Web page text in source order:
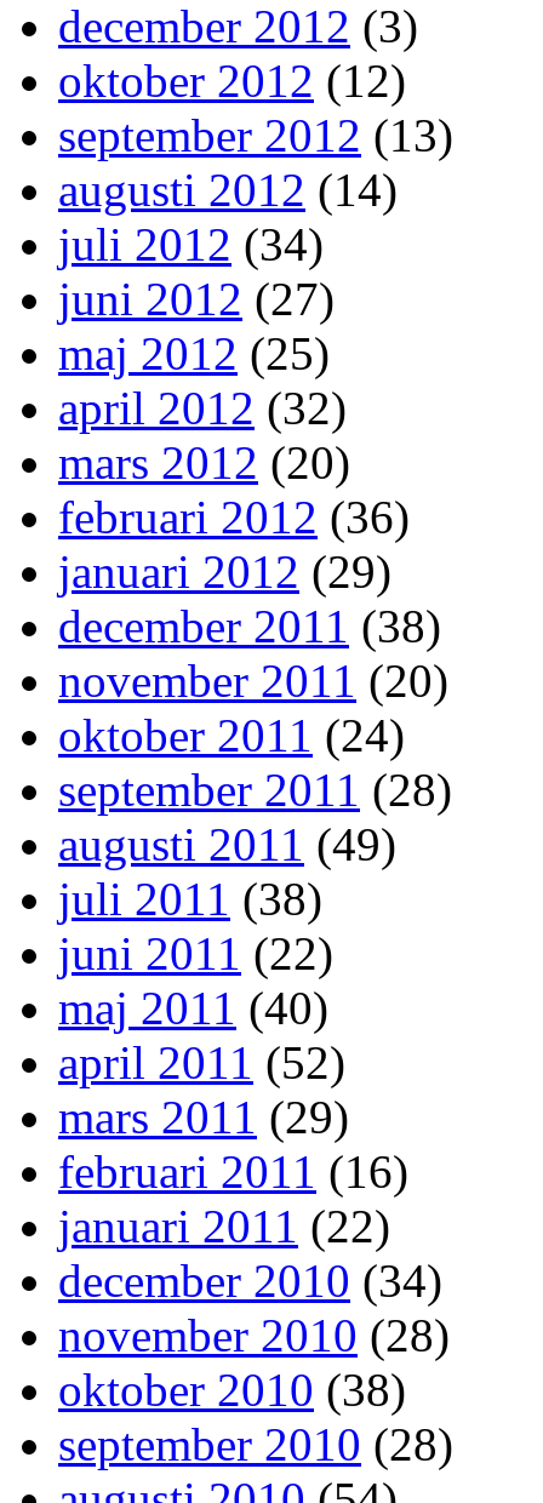
december 2012 (3)
oktober 2012 (12)
september 2012 (13)
augusti 2012 (14)
juli 2012 (34)
juni 2012 (27)
maj 2012 (25)
april 2012 (32)
mars 2012 (20)
februari 2012 (36)
januari 2012 (29)
december 2011 (38)
november 2011 (20)
oktober 2011 (24)
september 2011 (28)
augusti 2011 (49)
juli 2011 (38)
juni 2011 (22)
maj 2011 (40)
april 2011 (52)
mars 2011 (29)
februari 2011 (16)
januari 2011 (22)
december 2010 (34)
november 2010 (28)
oktober 2010 (38)
september 2010 (28)